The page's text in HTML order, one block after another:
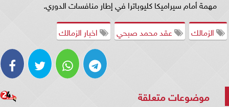
مهمة أمام سيراميكا كليوباترا في إطار منافسات الدوري.
الزمالك
عقد محمد صبحي اخبار الزمالك
موضوعات متعلقة